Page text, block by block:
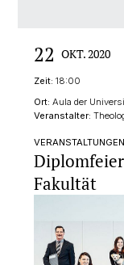
22 OKT. 2020
Zeit: 18:00
Ort: Aula der
Veranstalter:
VERANSTALTUNGEN
Fakultät